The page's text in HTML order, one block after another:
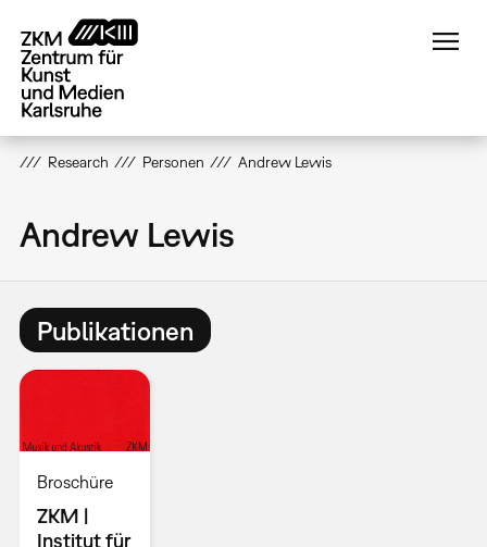
zum
Inhalt
Research Personen Andrew Lewis
Andrew Lewis
Publikationen
Broschüre
ZKM |
Institut für